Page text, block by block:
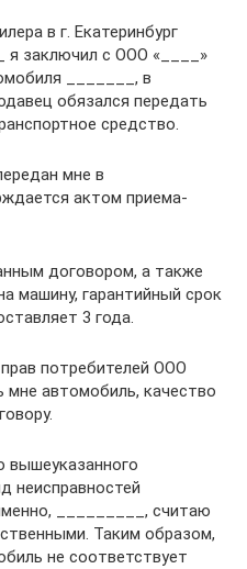
в г. Екатеринбург
я заключил с ООО «____»
_______, в
обязался передать
средство.
мне в
актом приема-
договором, а также
машину, гарантийный срок
3 года.
потребителей ООО
мне автомобиль, качество
вышеуказанного
неисправностей
_________, считаю
Таким образом,
не соответствует